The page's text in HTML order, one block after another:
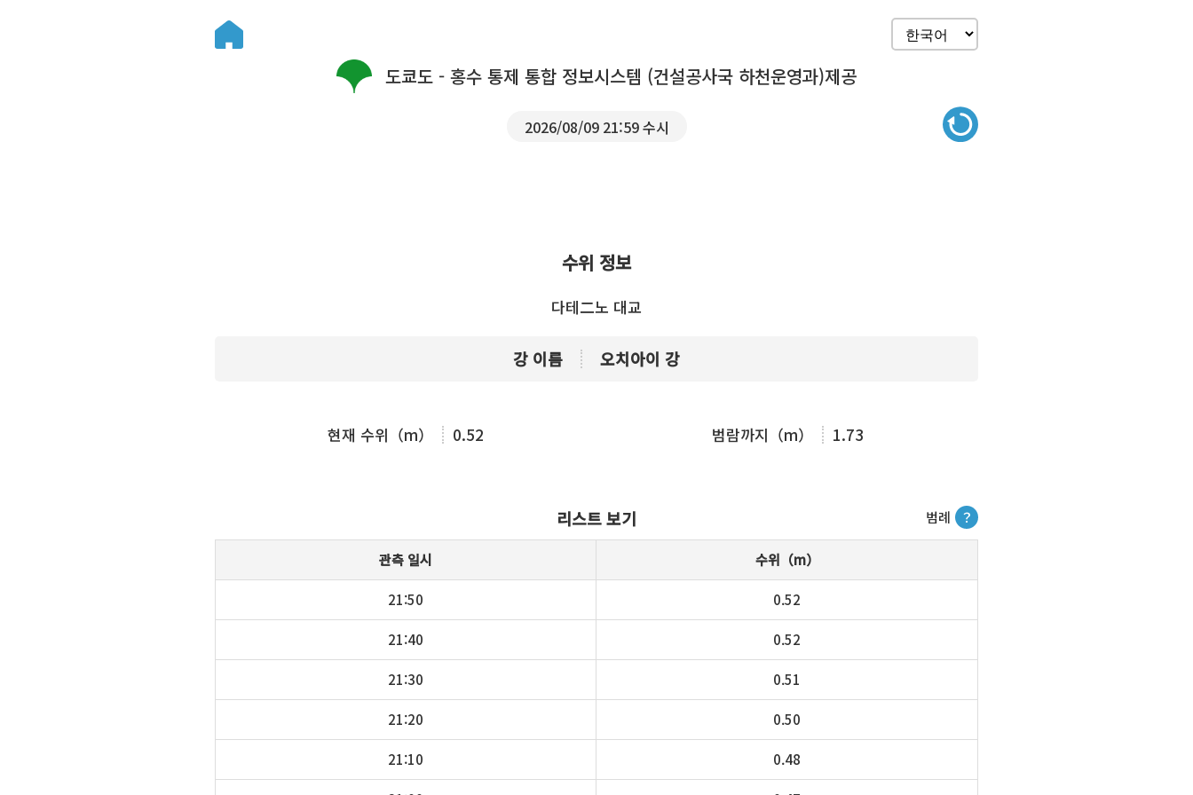
도쿄도 - 홍수 통제 통합 정보시스템 (건설공사국 하천운영과)제공
2026/08/09 21:59 수시
수위 정보
다테二노 대교
강 이름 오치아이 강
현재 수위（m） 0.52 범람까지（m） 1.73
범례 ？
리스트 보기
관측 일시 수위（m）
21:50 0.52
21:40 0.52
21:30 0.51
21:20 0.50
21:10 0.48